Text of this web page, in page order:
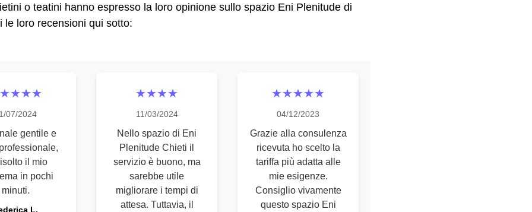
o teatini hanno espresso la loro opinione sullo spazio Eni Plenitude di
le loro recensioni qui sotto:
07/2024
gentile e
il mio
in pochi
minuti.
L.
★★★★
11/03/2024
Nello spazio di Eni
Plenitude Chieti il
servizio è buono, ma
sarebbe utile
migliorare i tempi di
attesa. Tuttavia, il
★★★★★
04/12/2023
Grazie alla consulenza
ricevuta ho scelto la
tariffa più adatta alle
mie esigenze.
Consiglio vivamente
questo spazio Eni